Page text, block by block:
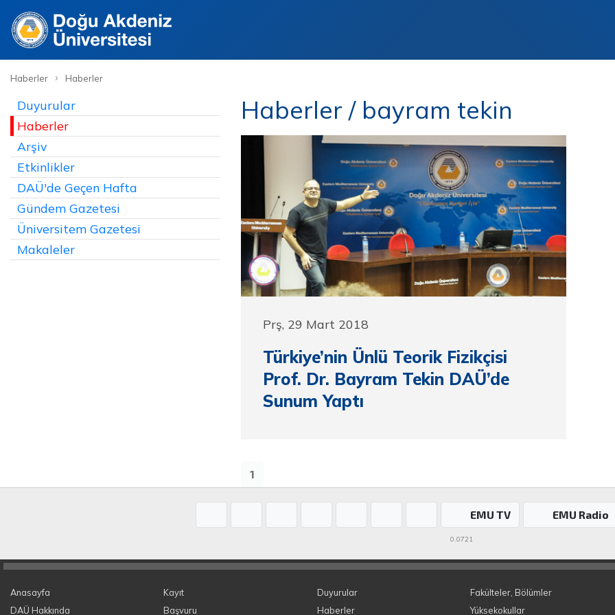
Haberler › Haberler
Duyurular
Haberler
Arşiv
Etkinlikler
DAÜ'de Geçen Hafta
Gündem Gazetesi
Üniversitem Gazetesi
Makaleler
Haberler / bayram tekin
Prş, 29 Mart 2018
Türkiye’nin Ünlü Teorik Fizikçisi
Prof. Dr. Bayram Tekin DAÜ’de
Sunum Yaptı
1
EMU TV EMU Radio
0.0721
Anasayfa
DAÜ Hakkında
Kayıt
Başvuru
Duyurular
Haberler
Fakülteler, Bölümler
Yüksekokullar